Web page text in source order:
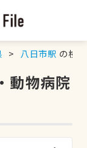
八日市駅 の検
動物病院